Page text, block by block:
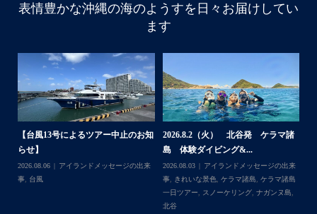
水中で呼吸ができる不思議な遊びはどうだっかな？！？！
ー
スポーツ科なので運動神経抜群
海況は荒れてましたが、2日間とも船出せたのは運がいい
ね！！
高校生でダイビングできるのは羨ましい！！！
なかなかできない経験
今回は海の世界にほんの少し足を入れただけなのでもっと
もっと知りたくなったら是非ライセンス取得して遊びに来
表情豊かな沖縄の海のようすを日々お届けしてい
ます
【台風13号によるツアー中止のお知
らせ】
2026.08.06
アイランドメッセージの出来
事, 台風
2026.8.2（火） 北谷発 ケラマ諸
島 体験ダイビング&...
2026.08.03
アイランドメッセージの出来
事, きれいな景色 ケラマ諸島
ケラマ諸島
一日ツアー
スノーケリング, ナガンヌ島
北谷